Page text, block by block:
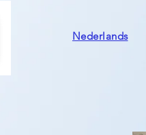
Nederlands